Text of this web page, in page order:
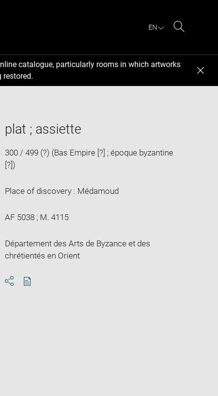
EN
catalogue, particularly rooms in which artworks
restored.
plat ; assiette
300 / 499 (?) (Bas Empire [?] ; époque byzantine
[?])
Place of discovery : Médamoud
AF 5038 ; M. 4115
Département des Arts de Byzance et des
chrétientés en Orient